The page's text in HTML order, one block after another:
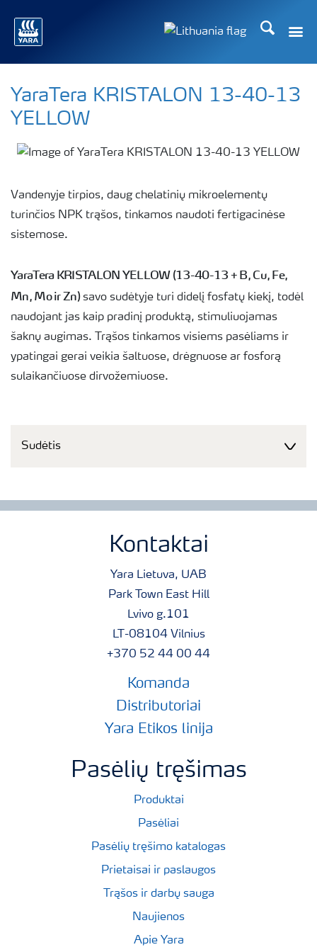
Ieškoti
YaraTera KRISTALON 13-40-13
YELLOW
Vandenyje tirpios, daug chelatinių mikroelementų
turinčios NPK trąšos, tinkamos naudoti fertigacinėse
sistemose.
YaraTera KRISTALON YELLOW (13-40-13 + B, Cu, Fe,
Mn, Mo ir Zn)savo sudėtyje turi didelį fosfatų kiekį, todėl
naudojant jas kaip pradinį produktą, stimuliuojamas
šaknų augimas. Trąšos tinkamos visiems pasėliams ir
ypatingai gerai veikia šaltuose, drėgnuose ar fosforą
sulaikančiuose dirvožemiuose.
Sudėtis
Kontaktai
Yara Lietuva, UAB
Park Town East Hill
Lvivo g.101
LT-08104 Vilnius
+370 52 44 00 44
Komanda
Distributoriai
Yara Etikos linija
Pasėlių tręšimas
Produktai
Pasėliai
Pasėlių tręšimo katalogas
Prietaisai ir paslaugos
Trąšos ir darbų sauga
Naujienos
Apie Yara